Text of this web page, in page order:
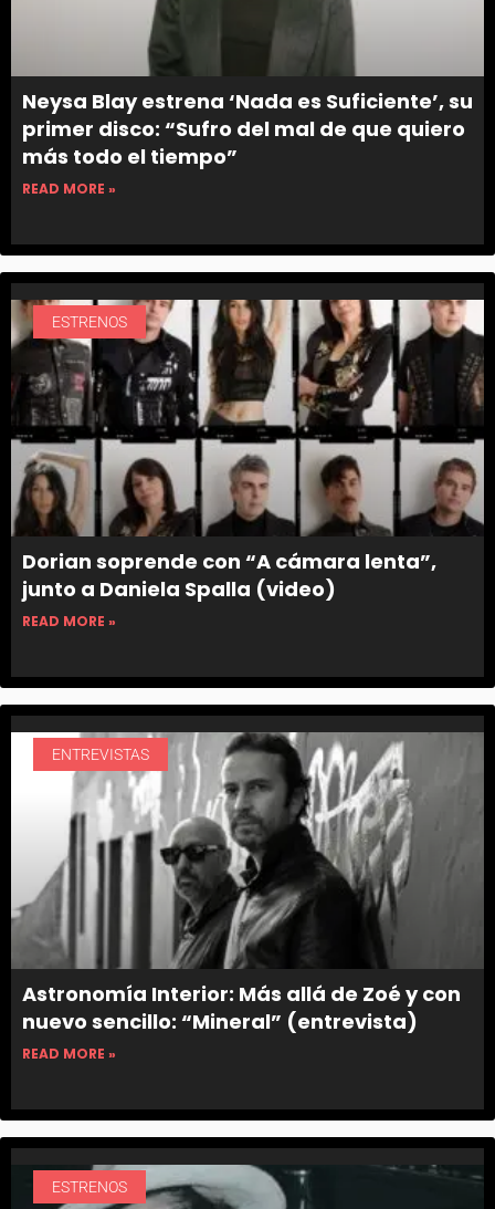
Neysa Blay estrena ‘Nada es Suficiente’, su
primer disco: “Sufro del mal de que quiero
más todo el tiempo”
READ MORE »
ESTRENOS
Dorian soprende con “A cámara lenta”,
junto a Daniela Spalla (video)
READ MORE »
ENTREVISTAS
Astronomía Interior: Más allá de Zoé y con
nuevo sencillo: “Mineral” (entrevista)
READ MORE »
ESTRENOS